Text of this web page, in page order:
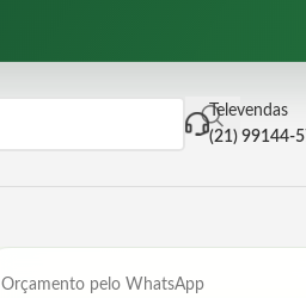
Televendas
(21) 99144-
Orçamento pelo WhatsApp